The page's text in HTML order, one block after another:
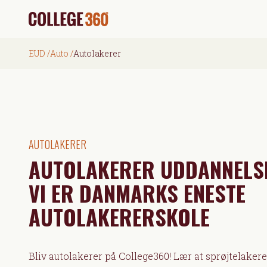
EUD /Auto /Autolakerer
AUTOLAKERER
AUTOLAKERER
VI ER DANMARKS ENESTE
AUTOLAKERERSKOLE
Bliv autolakerer på College360! Lær at sprøjtelakere